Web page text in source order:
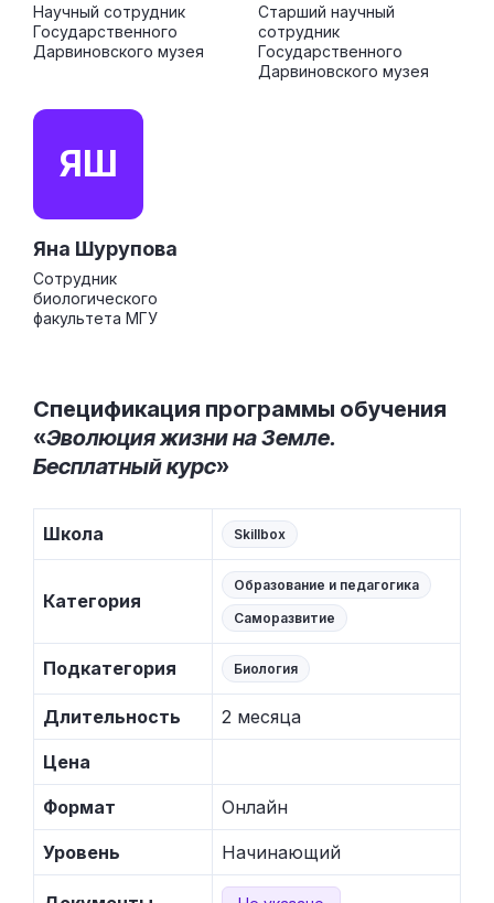
Научный сотрудник
Государственного
Дарвиновского музея
Старший научный
сотрудник
Государственного
Дарвиновского музея
ЯШ
Яна Шурупова
Сотрудник
биологического
факультета МГУ
Спецификация программы обучения
«Эволюция жизни на Земле.
Бесплатный курс»
Школа Skillbox
Категория
Образование и педагогика
Саморазвитие
Подкатегория Биология
Длительность 2 месяца
Цена
Формат Онлайн
Уровень Начинающий